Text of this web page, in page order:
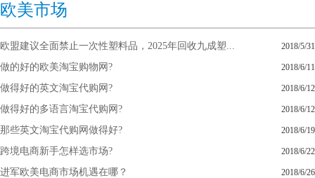
欧美市场
欧盟建议全面禁止一次性塑料品，2025年回收九成塑... 2018/5/31
做的好的欧美淘宝购物网? 2018/6/11
做得好的英文淘宝代购网? 2018/6/12
做得好的多语言淘宝代购网? 2018/6/12
那些英文淘宝代购网做得好? 2018/6/19
跨境电商新手怎样选市场? 2018/6/22
进军欧美电商市场机遇在哪？ 2018/6/26